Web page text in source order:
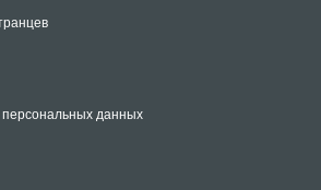
данных